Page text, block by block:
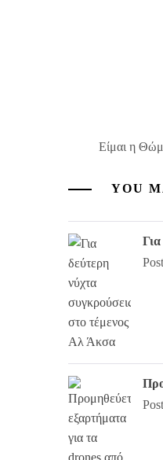
Είμαι η
YOU